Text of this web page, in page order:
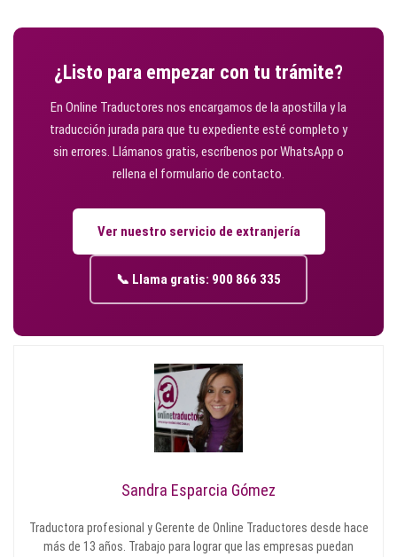
¿Listo para empezar con tu trámite?
En Online Traductores nos encargamos de la apostilla y la
traducción jurada para que tu expediente esté completo y
sin errores. Llámanos gratis, escríbenos por WhatsApp o
rellena el formulario de contacto.
Ver nuestro servicio de extranjería
📞 Llama gratis: 900 866 335
Sandra Esparcia Gómez
Traductora profesional y Gerente de Online Traductores desde hace
más de 13 años. Trabajo para lograr que las empresas puedan